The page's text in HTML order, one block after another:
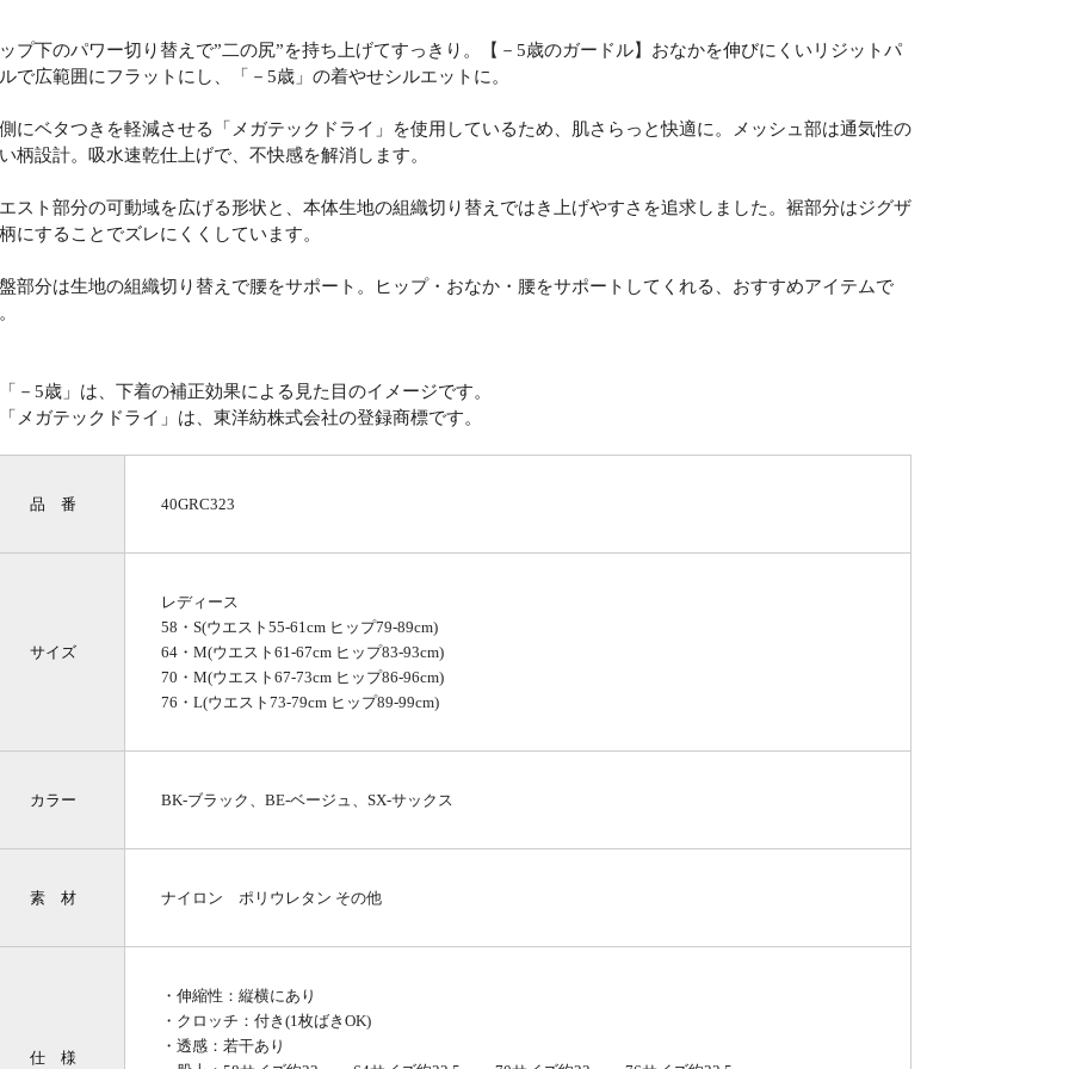
プ下のパワー切り替えで”二の尻”を持ち上げてすっきり。【－5歳のガードル】おなかを伸びにくいリジットパ
で広範囲にフラットにし、「－5歳」の着やせシルエットに。
にベタつきを軽減させる「メガテックドライ」を使用しているため、肌さらっと快適に。メッシュ部は通気性の
柄設計。吸水速乾仕上げで、不快感を解消します。
スト部分の可動域を広げる形状と、本体生地の組織切り替えではき上げやすさを追求しました。裾部分はジグザ
にすることでズレにくくしています。
部分は生地の組織切り替えで腰をサポート。ヒップ・おなか・腰をサポートしてくれる、おすすめアイテムで
－5歳」は、下着の補正効果による見た目のイメージです。
メガテックドライ」は、東洋紡株式会社の登録商標です。
品 番 40GRC323
サイズ
レディース
58・S(ウエスト55-61cm ヒップ79-89cm)
64・M(ウエスト61-67cm ヒップ83-93cm)
70・M(ウエスト67-73cm ヒップ86-96cm)
76・L(ウエスト73-79cm ヒップ89-99cm)
カラー BK-ブラック、BE-ベージュ、SX-サックス
素 材 ナイロン ポリウレタン その他
仕 様
・伸縮性：縦横にあり
・クロッチ：付き(1枚ばきOK)
・透感：若干あり